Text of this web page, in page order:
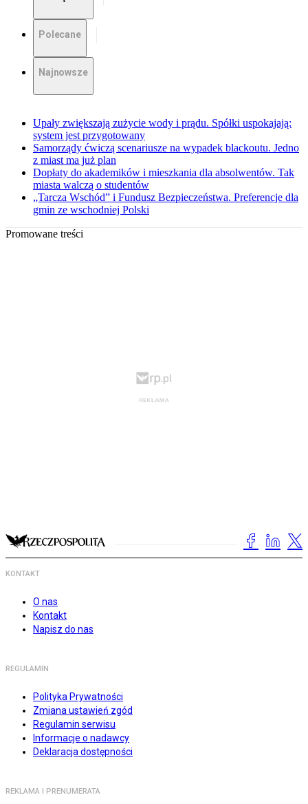
Polecane
Najnowsze
Upały zwiększają zużycie wody i prądu. Spółki uspokajają:
system jest przygotowany
Samorządy ćwiczą scenariusze na wypadek blackoutu. Jedno
z miast ma już plan
Dopłaty do akademików i mieszkania dla absolwentów. Tak
miasta walczą o studentów
„Tarcza Wschód” i Fundusz Bezpieczeństwa. Preferencje dla
gmin ze wschodniej Polski
Promowane treści
KONTAKT
O nas
Kontakt
Napisz do nas
REGULAMIN
Polityka Prywatności
Zmiana ustawień zgód
Regulamin serwisu
Informacje o nadawcy
Deklaracja dostępności
REKLAMA I PRENUMERATA